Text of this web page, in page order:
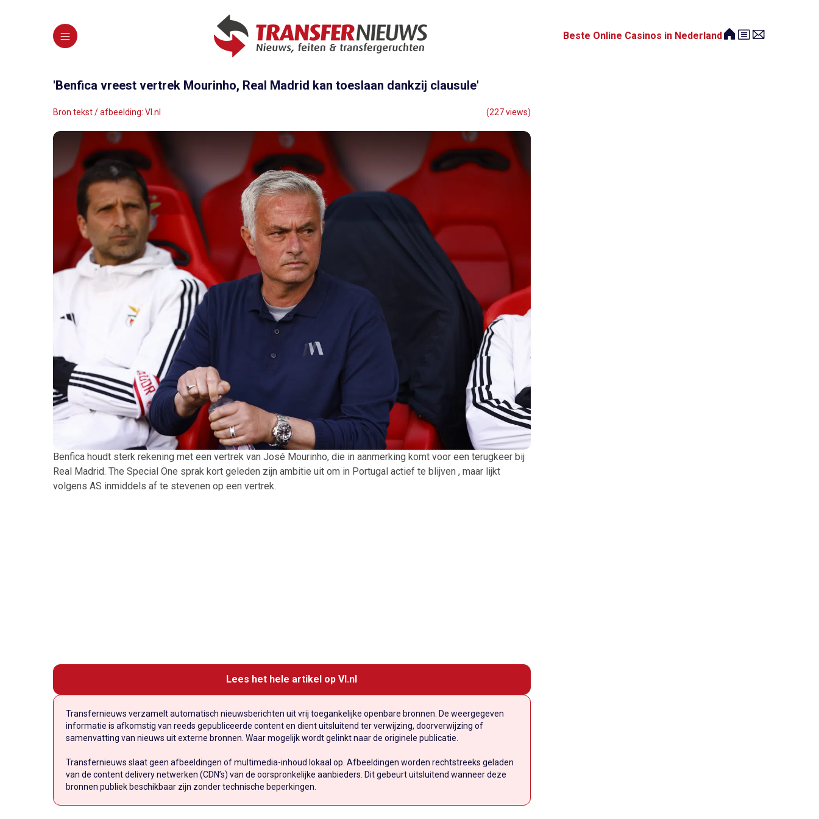
Beste Online Casinos in Nederland
'Benfica vreest vertrek Mourinho, Real Madrid kan toeslaan dankzij clausule'
Bron tekst / afbeelding: VI.nl (227 views)
Benfica houdt sterk rekening met een vertrek van José Mourinho, die in aanmerking komt voor een terugkeer bij
Real Madrid. The Special One sprak kort geleden zijn ambitie uit om in Portugal actief te blijven , maar lijkt
volgens AS inmiddels af te stevenen op een vertrek.
Lees het hele artikel op VI.nl
Transfernieuws verzamelt automatisch nieuwsberichten uit vrij toegankelijke openbare bronnen. De weergegeven
informatie is afkomstig van reeds gepubliceerde content en dient uitsluitend ter verwijzing, doorverwijzing of
samenvatting van nieuws uit externe bronnen. Waar mogelijk wordt gelinkt naar de originele publicatie.
Transfernieuws slaat geen afbeeldingen of multimedia-inhoud lokaal op. Afbeeldingen worden rechtstreeks geladen
van de content delivery netwerken (CDN’s) van de oorspronkelijke aanbieders. Dit gebeurt uitsluitend wanneer deze
bronnen publiek beschikbaar zijn zonder technische beperkingen.